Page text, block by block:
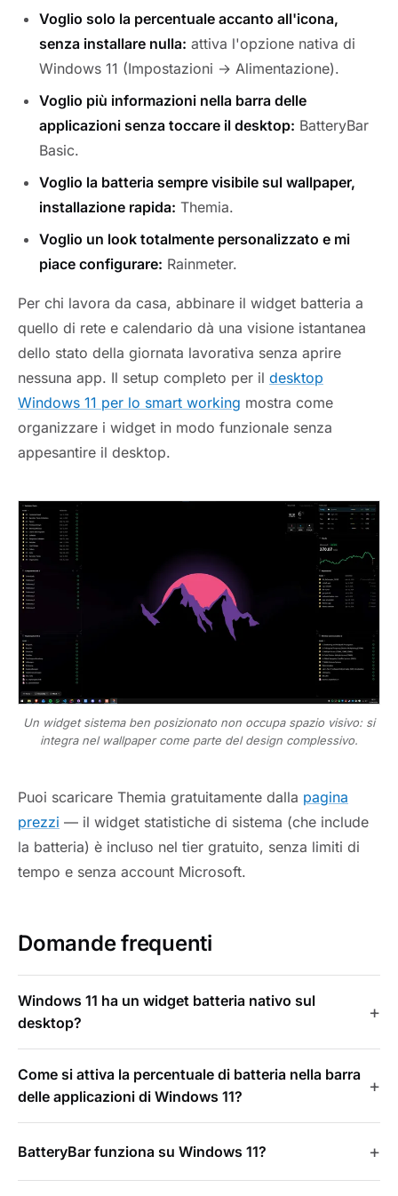
Voglio solo la percentuale accanto all'icona,
senza installare nulla: attiva l'opzione nativa di
Windows 11 (Impostazioni → Alimentazione).
Voglio più informazioni nella barra delle
applicazioni senza toccare il desktop: BatteryBar
Basic.
Voglio la batteria sempre visibile sul wallpaper,
installazione rapida: Themia.
Voglio un look totalmente personalizzato e mi
piace configurare: Rainmeter.
Per chi lavora da casa, abbinare il widget batteria a
quello di rete e calendario dà una visione istantanea
dello stato della giornata lavorativa senza aprire
nessuna app. Il setup completo per il desktop
Windows 11 per lo smart working mostra come
organizzare i widget in modo funzionale senza
appesantire il desktop.
Un widget sistema ben posizionato non occupa spazio visivo: si
integra nel wallpaper come parte del design complessivo.
Puoi scaricare Themia gratuitamente dalla pagina
prezzi — il widget statistiche di sistema (che include
la batteria) è incluso nel tier gratuito, senza limiti di
tempo e senza account Microsoft.
Domande frequenti
Windows 11 ha un widget batteria nativo sul
desktop?
Come si attiva la percentuale di batteria nella barra
delle applicazioni di Windows 11?
BatteryBar funziona su Windows 11?